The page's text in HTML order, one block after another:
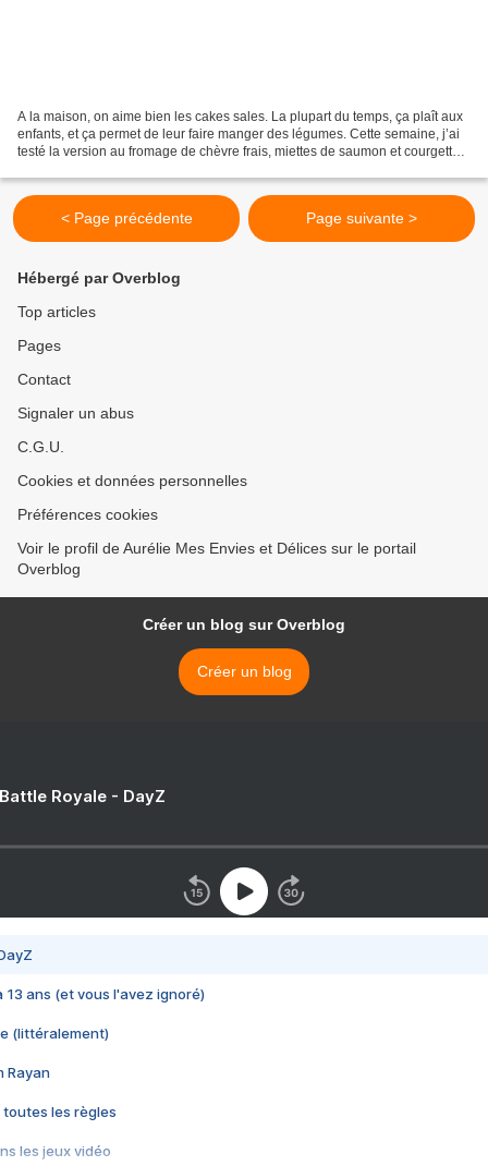
A la maison, on aime bien les cakes sales. La plupart du temps, ça plaît aux
enfants, et ça permet de leur faire manger des légumes. Cette semaine, j’ai
testé la version au fromage de chèvre frais, miettes de saumon et courgettes
< Page précédente Page suivante >
Hébergé par Overblog
Top articles
Pages
Contact
Signaler un abus
C.G.U.
Cookies et données personnelles
Préférences cookies
Voir le profil de Aurélie Mes Envies et Délices sur le portail
Overblog
Créer un blog sur Overblog
Créer un blog
Royale - DayZ
13 ans (et vous l'avez ignoré)
(littéralement)
Rayan
toutes les règles
les jeux vidéo